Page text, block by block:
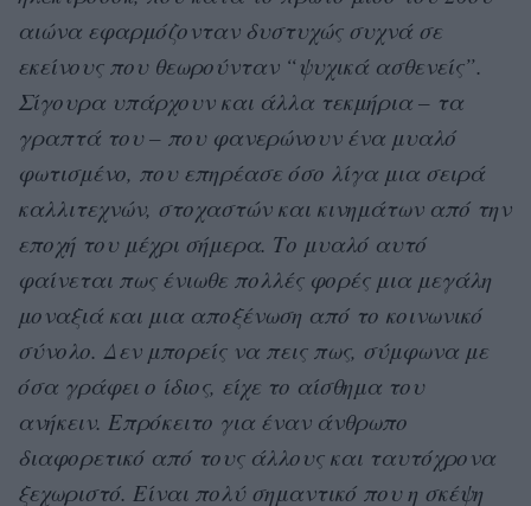
αιώνα εφαρμόζονταν δυστυχώς συχνά σε
εκείνους που θεωρούνταν “ψυχικά ασθενείς”.
Σίγουρα υπάρχουν και άλλα τεκμήρια – τα
γραπτά του – που φανερώνουν ένα μυαλό
φωτισμένο, που επηρέασε όσο λίγα μια σειρά
καλλιτεχνών, στοχαστών και κινημάτων από την
εποχή του μέχρι σήμερα. Το μυαλό αυτό
φαίνεται πως ένιωθε πολλές φορές μια μεγάλη
μοναξιά και μια αποξένωση από το κοινωνικό
σύνολο. Δεν μπορείς να πεις πως, σύμφωνα με
όσα γράφει ο ίδιος, είχε το αίσθημα του
ανήκειν. Επρόκειτο για έναν άνθρωπο
διαφορετικό από τους άλλους και ταυτόχρονα
ξεχωριστό. Είναι πολύ σημαντικό που η σκέψη